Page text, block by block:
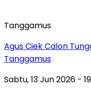
Tanggamus
Agus Ciek Calon
Tanggamus
Sabtu, 13 Jun 2026 -